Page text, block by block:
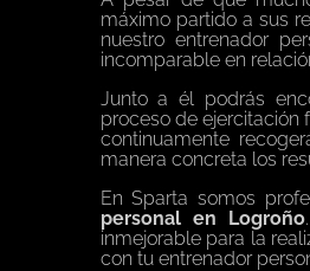
máximo partido a sus
nuestro entrenador
incomparable en
Junto a él podrás
proceso de ejercitación
continuamente
manera concreta los
En Sparta somos
personal en Logroño
inmejorable para la
con tu entrenador